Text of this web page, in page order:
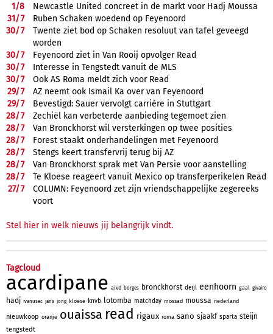
1/8
Newcastle United concreet in de markt voor Hadj Moussa
31/7
Ruben Schaken woedend op Feyenoord
30/7
Twente ziet bod op Schaken resoluut van tafel geveegd
worden
30/7
Feyenoord ziet in Van Rooij opvolger Read
30/7
Interesse in Tengstedt vanuit de MLS
30/7
Ook AS Roma meldt zich voor Read
29/7
AZ neemt ook Ismail Ka over van Feyenoord
29/7
Bevestigd: Sauer vervolgt carrière in Stuttgart
28/7
Zechiël kan verbeterde aanbieding tegemoet zien
28/7
Van Bronckhorst wil versterkingen op twee posities
28/7
Forest staakt onderhandelingen met Feyenoord
28/7
Stengs keert transfervrij terug bij AZ
28/7
Van Bronckhorst sprak met Van Persie voor aanstelling
28/7
Te Kloese reageert vanuit Mexico op transferperikelen Read
27/7
COLUMN: Feyenoord zet zijn vriendschappelijke zegereeks
voort
Stel hier in welk nieuws jij belangrijk vindt.
Tagcloud
acardipane aivd borges bronckhorst deijl eenhoorn gaal givairo
hadj ivanusec jans jong kloese knvb lotomba matchday mossad moussa nederland
nieuwkoop oranje ouaissa read rigaux roma sano sjaakf sparta steijn
tengstedt